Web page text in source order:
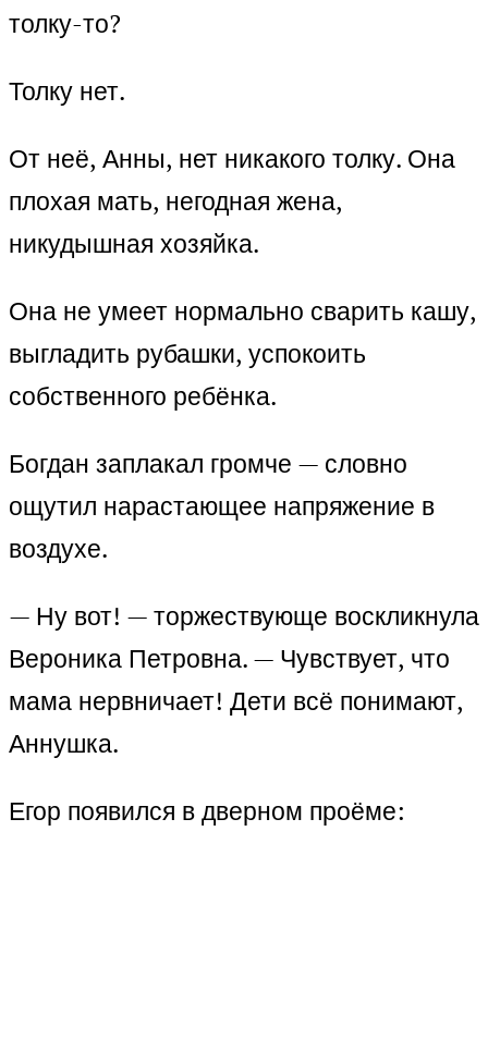
толку-то?
Толку нет.
От неё, Анны, нет никакого толку. Она
плохая мать, негодная жена,
никудышная хозяйка.
Она не умеет нормально сварить кашу,
выгладить рубашки, успокоить
собственного ребёнка.
Богдан заплакал громче — словно
ощутил нарастающее напряжение в
воздухе.
— Ну вот! — торжествующе воскликнула
Вероника Петровна. — Чувствует, что
мама нервничает! Дети всё понимают,
Аннушка.
Егор появился в дверном проёме: